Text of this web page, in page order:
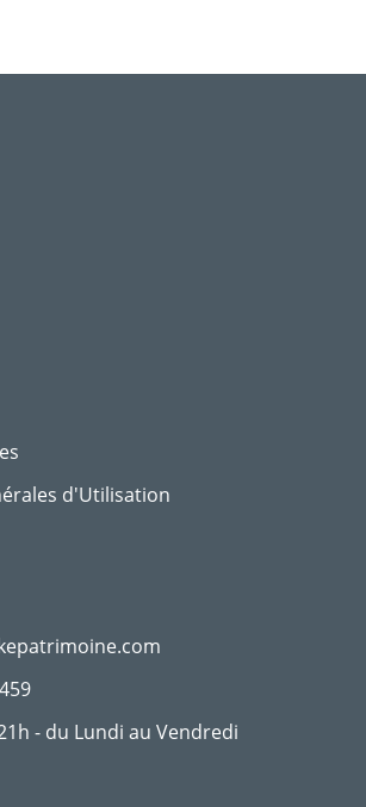
d'Utilisation
- du Lundi au Vendredi